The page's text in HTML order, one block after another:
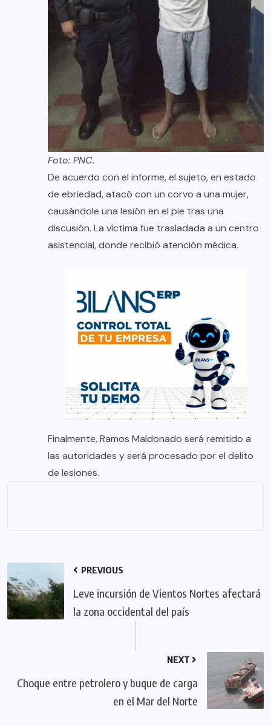
Foto: PNC.
De acuerdo con el informe, el sujeto, en estado
de ebriedad, atacó con un corvo a una mujer,
causándole una lesión en el pie tras una
discusión. La víctima fue trasladada a un centro
asistencial, donde recibió atención médica.
Finalmente, Ramos Maldonado será remitido a
las autoridades y será procesado por el delito
de lesiones.
PREVIOUS
Leve incursión de Vientos Nortes afectará
la zona occidental del país
NEXT
Choque entre petrolero y buque de carga
en el Mar del Norte